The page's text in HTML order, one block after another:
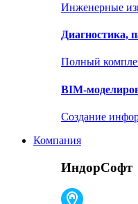
Инженерные
Диагностика,
Полный
BIM-
Создание
Компания
ИндорСофт